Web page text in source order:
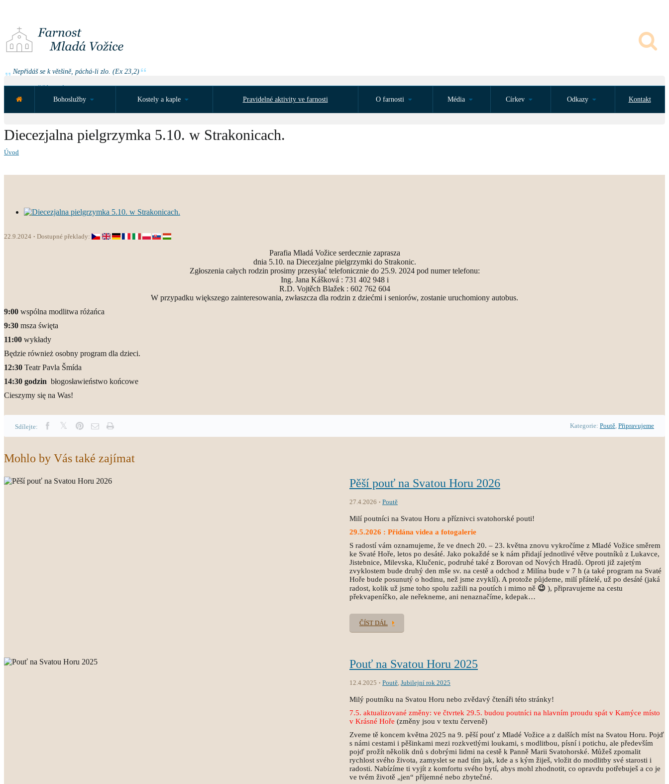
Nepřidáš se k většině, páchá-li zlo. (Ex 23,2)
Bohoslužby
Kostely a kaple Pravidelné aktivity ve farnosti O farnosti Média Církev Odkazy Kontakt
Diecezjalna pielgrzymka 5.10. w Strakonicach.
Úvod
22.9.2024 Dostupné překlady:
Parafia Mladá Vožice serdecznie zaprasza
dnia 5.10. na Diecezjalne pielgrzymki do Strakonic.
Zgłoszenia całych rodzin prosimy przesyłać telefonicznie do 25.9. 2024 pod numer telefonu:
Ing. Jana Kášková : 731 402 948 i
R.D. Vojtěch Blažek : 602 762 604
W przypadku większego zainteresowania, zwłaszcza dla rodzin z dziećmi i seniorów, zostanie uruchomiony autobus.
9:00 wspólna modlitwa różańca
9:30 msza święta
11:00 wykłady
Będzie również osobny program dla dzieci.
12:30 Teatr Pavla Šmída
14:30 godzin błogosławieństwo końcowe
Cieszymy się na Was!
Sdílejte: Kategorie: Poutě, Připravujeme
Mohlo by Vás také zajímat
Pěší pouť na Svatou Horu 2026
27.4.2026 Poutě
Milí poutníci na Svatou Horu a příznivci svatohorské pouti!
29.5.2026 : Přidána videa a fotogalerie
S radostí vám oznamujeme, že ve dnech 20. – 23. května znovu vykročíme z Mladé Vožice směrem
ke Svaté Hoře, letos po desáté. Jako pokaždé se k nám přidají jednotlivé větve poutníků z Lukavce,
Jistebnice, Milevska, Klučenic, podruhé také z Borovan od Nových Hradů. Oproti již zajetým
zvyklostem bude druhý den mše sv. na cestě a odchod z Milína bude v 7 h (a také program na Svaté
Hoře bude posunutý o hodinu, než jsme zvyklí). A protože půjdeme, milí přátelé, už po desáté (jaká
radost, kolik už jsme toho spolu zažili na poutích i mimo ně 😉 ), připravujeme na cestu
překvapeníčko, ale neřekneme, ani nenaznačíme, kdepak…
ČÍST DÁL
Pouť na Svatou Horu 2025
12.4.2025 Poutě, Jubilejní rok 2025
Milý poutníku na Svatou Horu nebo zvědavý čtenáři této stránky!
7.5. aktualizované změny: ve čtvrtek 29.5. budou poutníci na hlavním proudu spát v Kamýce místo
v Krásné Hoře (změny jsou v textu červeně)
Zveme tě koncem května 2025 na 9. pěší pouť z Mladé Vožice a z dalších míst na Svatou Horu. Pojď
s námi cestami i pěšinkami mezi rozkvetlými loukami, s modlitbou, písní i potichu, ale především
pojď prožít několik dnů s dobrými lidmi na cestě k Panně Marii Svatohorské. Můžeš zpomalit
rychlost svého života, zamyslet se nad tím jak, kde a s kým žiješ, vložit do modlitby své starosti i
radosti. Nabízíme ti vyjít z komfortu svého bytí, abys mohl zhodnotit, co opravdu potřebuješ a co je
ve tvém životě „jen“ příjemné nebo zbytečné.